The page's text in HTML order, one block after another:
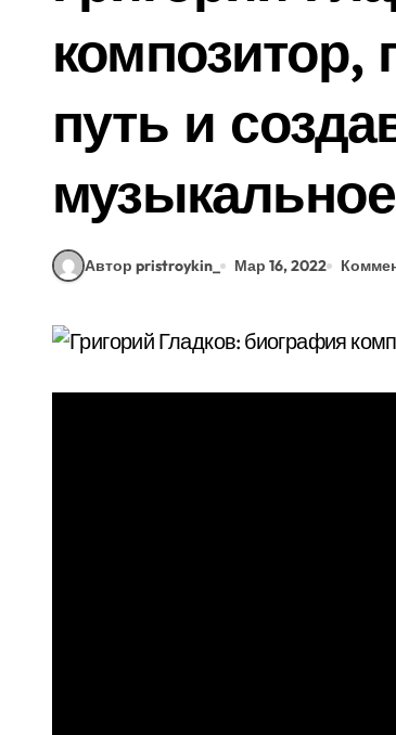
путь и
Автор pristroykin_ Мар 16, 2022